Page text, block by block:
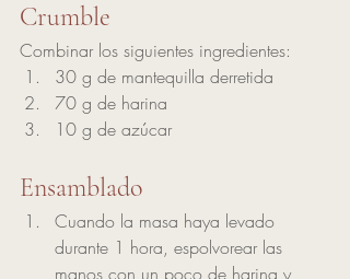
Crumble
Combinar los siguientes ingredientes:
30 g de mantequilla derretida
70 g de harina
10 g de azúcar
Ensamblado
Cuando la masa haya levado
durante 1 hora, espolvorear las
manos con un poco de harina y